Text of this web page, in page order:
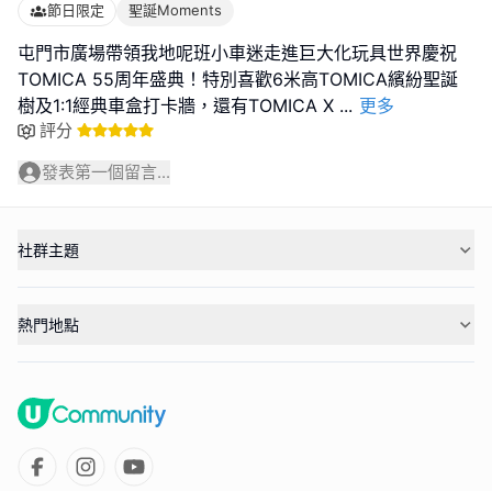
節日限定 聖誕Moments
屯門市廣場帶領我地呢班小車迷走進巨大化玩具世界慶祝
TOMICA 55周年盛典！特別喜歡6米高TOMICA繽紛聖誕
樹及1:1經典車盒打卡牆，還有TOMICA X ... 更多
評分
發表第一個留言...
社群主題
熱門地點